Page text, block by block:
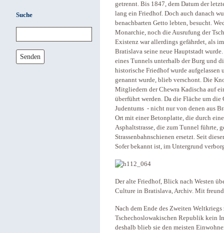
Suche
Senden
getrennt. Bis 1847, dem Datum der
lang ein Friedhof. Doch auch danach
benachbarten Getto lebten, besucht.
Monarchie, noch die Ausrufung der
Existenz war allerdings gefährdet, als
Bratislava seine neue Hauptstadt
eines Tunnels unterhalb der Burg und
historische Friedhof wurde aufgelassen
genannt wurde, blieb verschont. Die
Mitgliedern der Chewra Kadischa auf
überführt werden. Da die Fläche um
Judentums - nicht nur von denen aus
Ort mit einer Betonplatte, die durch
Asphaltstrasse, die zum Tunnel führte,
Strassenbahnschienen ersetzt. Seit
Sofer bekannt ist, im Untergrund
Der alte Friedhof, Blick nach Westen
Culture in Bratislava, Archiv. Mit
Nach dem Ende des Zweiten
Tschechoslowakischen Republik kein
deshalb blieb sie den meisten